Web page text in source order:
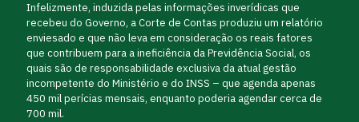
Infelizmente, induzida pelas informações inverídicas que
recebeu do Governo, a Corte de Contas produziu um relatório
enviesado e que não leva em consideração os reais fatores
que contribuem para a ineficiência da Previdência Social, os
quais são de responsabilidade exclusiva da atual gestão
incompetente do Ministério e do INSS – que agenda apenas
450 mil perícias mensais, enquanto poderia agendar cerca de
700 mil.